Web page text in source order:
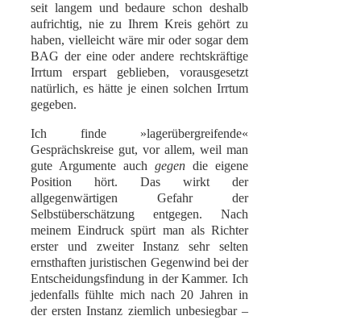
seit langem und bedaure schon deshalb
aufrichtig, nie zu Ihrem Kreis gehört zu
haben, vielleicht wäre mir oder sogar dem
BAG der eine oder andere rechtskräftige
Irrtum erspart geblieben, vorausgesetzt
natürlich, es hätte je einen solchen Irrtum
gegeben.
Ich finde »lagerübergreifende«
Gesprächskreise gut, vor allem, weil man
gute Argumente auch gegen die eigene
Position hört. Das wirkt der
allgegenwärtigen Gefahr der
Selbstüberschätzung entgegen. Nach
meinem Eindruck spürt man als Richter
erster und zweiter Instanz sehr selten
ernsthaften juristischen Gegenwind bei der
Entscheidungsfindung in der Kammer. Ich
jedenfalls fühlte mich nach 20 Jahren in
der ersten Instanz ziemlich unbesiegbar –